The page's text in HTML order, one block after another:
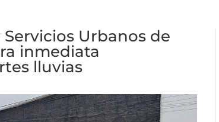
Urbanos de
inmediata
lluvias